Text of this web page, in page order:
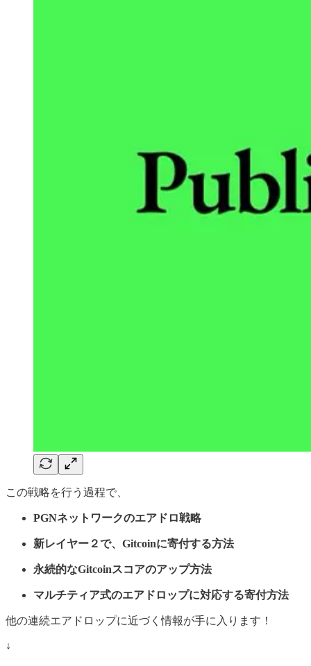
この戦略を行う過程で、
PGNネットワークのエアドロ戦略
新レイヤー２で、Gitcoinに寄付する方法
永続的なGitcoinスコアのアップ方法
マルチティア式のエアドロップに対応する寄付方法
他の連続エアドロップに近づく情報が手に入ります！
↓